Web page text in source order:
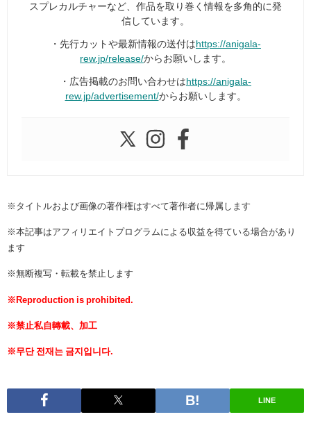
スプレカルチャーなど、作品を取り巻く情報を多角的に発
信しています。
・先行カットや最新情報の送付はhttps://anigala-
rew.jp/release/からお願いします。
・広告掲載のお問い合わせはhttps://anigala-
rew.jp/advertisement/からお願いします。
※タイトルおよび画像の著作権はすべて著作者に帰属します
※本記事はアフィリエイトプログラムによる収益を得ている場合があり
ます
※無断複写・転載を禁止します
※Reproduction is prohibited.
※禁止私自轉載、加工
※무단 전재는 금지입니다.
LINE